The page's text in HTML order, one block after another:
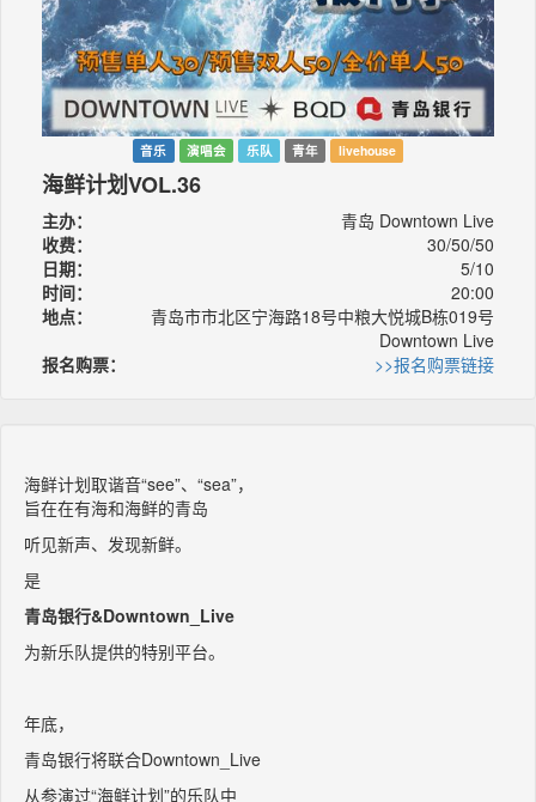
音乐 演唱会 乐队 青年 livehouse
海鲜计划VOL.36
主办：
青岛 Downtown Live
收费：
30/50/50
日期：
5/10
时间：
20:00
地点：
青岛市市北区宁海路18号中粮大悦城B栋019号
Downtown Live
报名购票：
>>报名购票链接
海鲜计划取谐音“see”、“sea”，
旨在在有海和海鲜的青岛
听见新声、发现新鲜。
是
青岛银行&Downtown_Live
为新乐队提供的特别平台。
年底，
青岛银行将联合Downtown_Live
从参演过“海鲜计划”的乐队中